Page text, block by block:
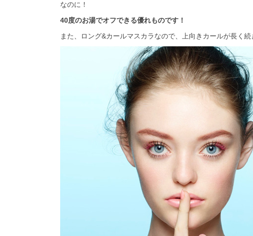
なのに！
40度のお湯でオフできる優れものです！
また、ロング&カールマスカラなので、上向きカールが長く